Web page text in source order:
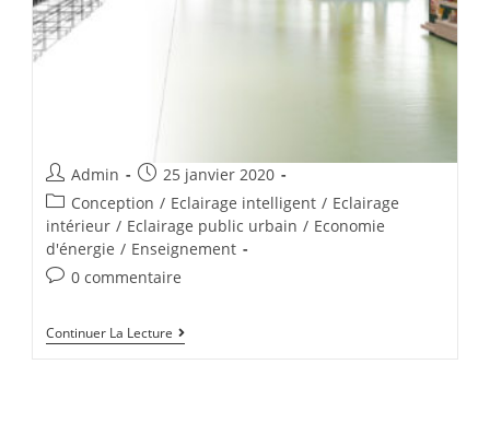
Admin
25 janvier 2020
Conception / Eclairage intelligent / Eclairage
intérieur / Eclairage public urbain / Economie
d'énergie / Enseignement
0 commentaire
Continuer La Lecture